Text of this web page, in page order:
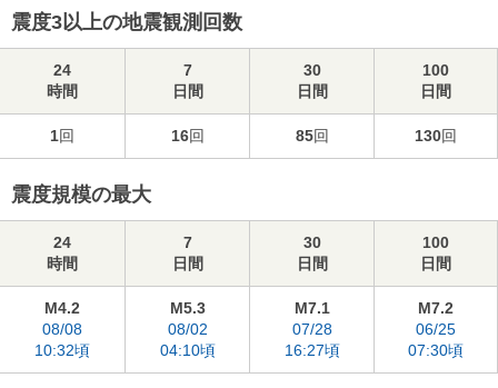
震度3以上の地震観測回数
24
時間
7
日間
30
日間
100
日間
1回 16回 85回 130回
震度規模の最大
24
時間
7
日間
30
日間
100
日間
M4.2
08/08
10:32頃
M5.3
08/02
04:10頃
M7.1
07/28
16:27頃
M7.2
06/25
07:30頃